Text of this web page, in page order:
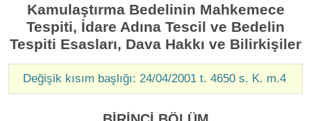
Kamulaştırma Bedelinin Mahkemece
Tespiti, İdare Adına Tescil ve Bedelin
Tespiti Esasları, Dava Hakkı ve Bilirkişiler
Değişik kısım başlığı: 24/04/2001 t. 4650 s. K. m.4